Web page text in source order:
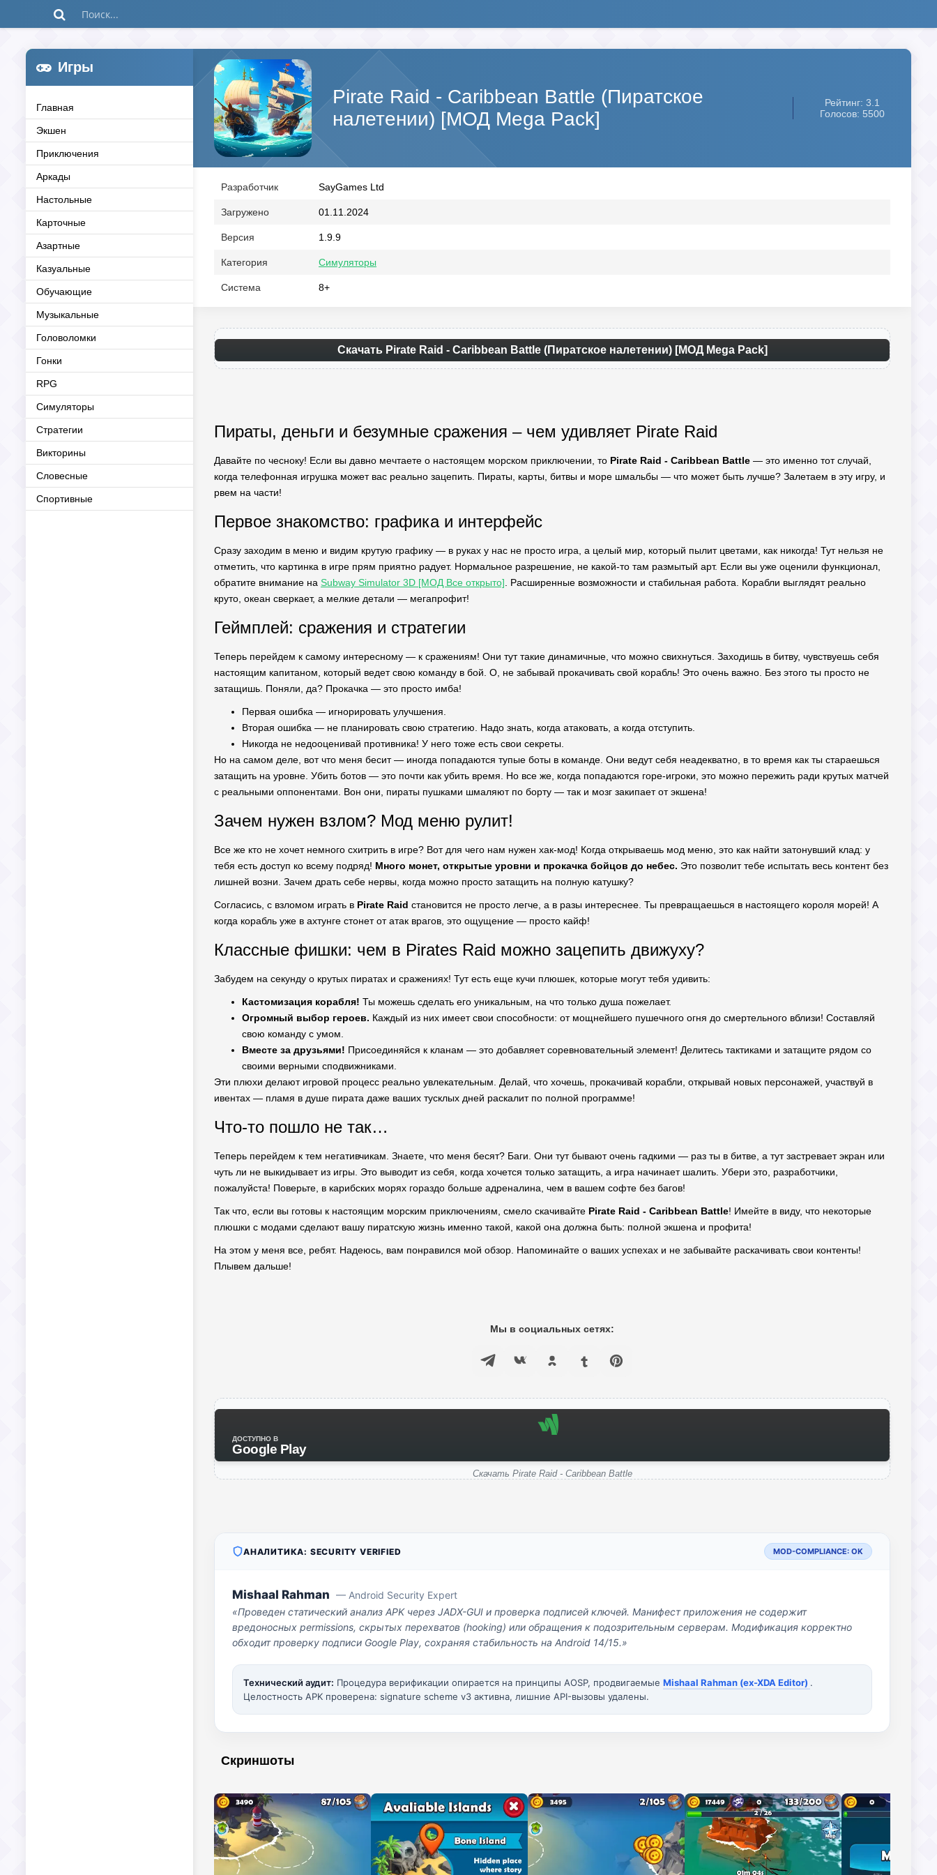
Игры
Главная
Экшен
Приключения
Аркады
Настольные
Карточные
Азартные
Казуальные
Обучающие
Музыкальные
Головоломки
Гонки
RPG
Симуляторы
Стратегии
Викторины
Словесные
Спортивные
Pirate Raid - Caribbean Battle (Пиратское
налетении) [МОД Mega Pack]
Рейтинг: 3.1
Голосов: 5500
Разработчик SayGames Ltd
Загружено 01.11.2024
Версия 1.9.9
Категория Симуляторы
Система 8+
Скачать Pirate Raid - Caribbean Battle (Пиратское налетении) [МОД Mega Pack]
Пираты, деньги и безумные сражения – чем удивляет Pirate Raid
Давайте по чесноку! Если вы давно мечтаете о настоящем морском приключении, то Pirate Raid - Caribbean Battle — это именно тот случай,
когда телефонная игрушка может вас реально зацепить. Пираты, карты, битвы и море шмальбы — что может быть лучше? Залетаем в эту игру, и
рвем на части!
Первое знакомство: графика и интерфейс
Сразу заходим в меню и видим крутую графику — в руках у нас не просто игра, а целый мир, который пылит цветами, как никогда! Тут нельзя не
отметить, что картинка в игре прям приятно радует. Нормальное разрешение, не какой-то там размытый арт. Если вы уже оценили функционал,
обратите внимание на Subway Simulator 3D [МОД Все открыто] . Расширенные возможности и стабильная работа. Корабли выглядят реально
круто, океан сверкает, а мелкие детали — мегапрофит!
Геймплей: сражения и стратегии
Теперь перейдем к самому интересному — к сражениям! Они тут такие динамичные, что можно свихнуться. Заходишь в битву, чувствуешь себя
настоящим капитаном, который ведет свою команду в бой. О, не забывай прокачивать свой корабль! Это очень важно. Без этого ты просто не
затащишь. Поняли, да? Прокачка — это просто имба!
Первая ошибка — игнорировать улучшения.
Вторая ошибка — не планировать свою стратегию. Надо знать, когда атаковать, а когда отступить.
Никогда не недооценивай противника! У него тоже есть свои секреты.
Но на самом деле, вот что меня бесит — иногда попадаются тупые боты в команде. Они ведут себя неадекватно, в то время как ты стараешься
затащить на уровне. Убить ботов — это почти как убить время. Но все же, когда попадаются горе-игроки, это можно пережить ради крутых матчей
с реальными оппонентами. Вон они, пираты пушками шмаляют по борту — так и мозг закипает от экшена!
Зачем нужен взлом? Мод меню рулит!
Все же кто не хочет немного схитрить в игре? Вот для чего нам нужен хак-мод! Когда открываешь мод меню, это как найти затонувший клад: у
тебя есть доступ ко всему подряд! Много монет, открытые уровни и прокачка бойцов до небес. Это позволит тебе испытать весь контент без
лишней возни. Зачем драть себе нервы, когда можно просто затащить на полную катушку?
Согласись, с взломом играть в Pirate Raid становится не просто легче, а в разы интереснее. Ты превращаешься в настоящего короля морей! А
когда корабль уже в ахтунге стонет от атак врагов, это ощущение — просто кайф!
Классные фишки: чем в Pirates Raid можно зацепить движуху?
Забудем на секунду о крутых пиратах и сражениях! Тут есть еще кучи плюшек, которые могут тебя удивить:
Кастомизация корабля! Ты можешь сделать его уникальным, на что только душа пожелает.
Огромный выбор героев. Каждый из них имеет свои способности: от мощнейшего пушечного огня до смертельного вблизи! Составляй
свою команду с умом.
Вместе за друзьями! Присоединяйся к кланам — это добавляет соревновательный элемент! Делитесь тактиками и затащите рядом со
своими верными сподвижниками.
Эти плюхи делают игровой процесс реально увлекательным. Делай, что хочешь, прокачивай корабли, открывай новых персонажей, участвуй в
ивентах — пламя в душе пирата даже ваших тусклых дней раскалит по полной программе!
Что-то пошло не так…
Теперь перейдем к тем негативчикам. Знаете, что меня бесят? Баги. Они тут бывают очень гадкими — раз ты в битве, а тут застревает экран или
чуть ли не выкидывает из игры. Это выводит из себя, когда хочется только затащить, а игра начинает шалить. Убери это, разработчики,
пожалуйста! Поверьте, в карибских морях гораздо больше адреналина, чем в вашем софте без багов!
Так что, если вы готовы к настоящим морским приключениям, смело скачивайте Pirate Raid - Caribbean Battle! Имейте в виду, что некоторые
плюшки с модами сделают вашу пиратскую жизнь именно такой, какой она должна быть: полной экшена и профита!
На этом у меня все, ребят. Надеюсь, вам понравился мой обзор. Напоминайте о ваших успехах и не забывайте раскачивать свои контенты!
Плывем дальше!
Мы в социальных сетях:
ДОСТУПНО В
Google Play
Скачать Pirate Raid - Caribbean Battle
АНАЛИТИКА: SECURITY VERIFIED MOD-COMPLIANCE: OK
Mishaal Rahman — Android Security Expert
«Проведен статический анализ APK через JADX-GUI и проверка подписей ключей. Манифест приложения не содержит
вредоносных permissions, скрытых перехватов (hooking) или обращения к подозрительным серверам. Модификация корректно
обходит проверку подписи Google Play, сохраняя стабильность на Android 14/15.»
Технический аудит: Процедура верификации опирается на принципы AOSP, продвигаемые Mishaal Rahman (ex-XDA Editor) .
Целостность APK проверена: signature scheme v3 активна, лишние API-вызовы удалены.
Скриншоты